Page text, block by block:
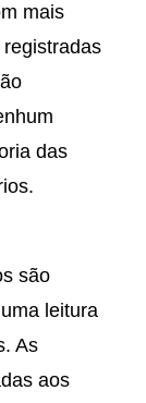
mais
registradas
das
são
leitura
As
aos